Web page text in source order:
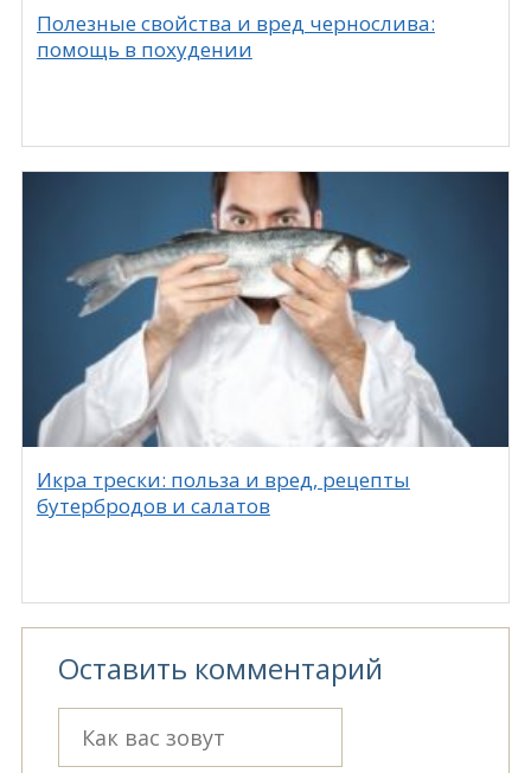
Полезные свойства и вред чернослива:
помощь в похудении
Икра трески: польза и вред, рецепты
бутербродов и салатов
Оставить комментарий